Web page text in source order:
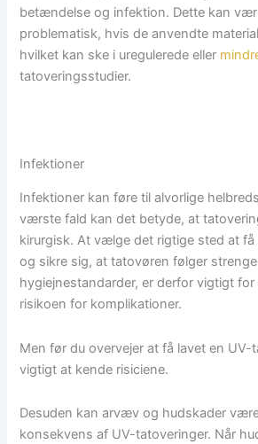
betændelse og infektion. Dette kan
problematisk, hvis de anvendte
hvilket kan ske i uregulerede eller
tatoveringsstudier.
Infektioner
Infektioner kan føre til alvorlige
værste fald kan det betyde, at
kirurgisk. At vælge det rigtige sted at
og sikre sig, at tatovøren følger strenge
hygiejnestandarder, er derfor vigtigt for
risikoen for komplikationer.
Men før du overvejer at få lavet en UV-
vigtigt at kende risiciene.
Desuden kan arvæv og hudskader
konsekvens af UV-tatoveringer. Når